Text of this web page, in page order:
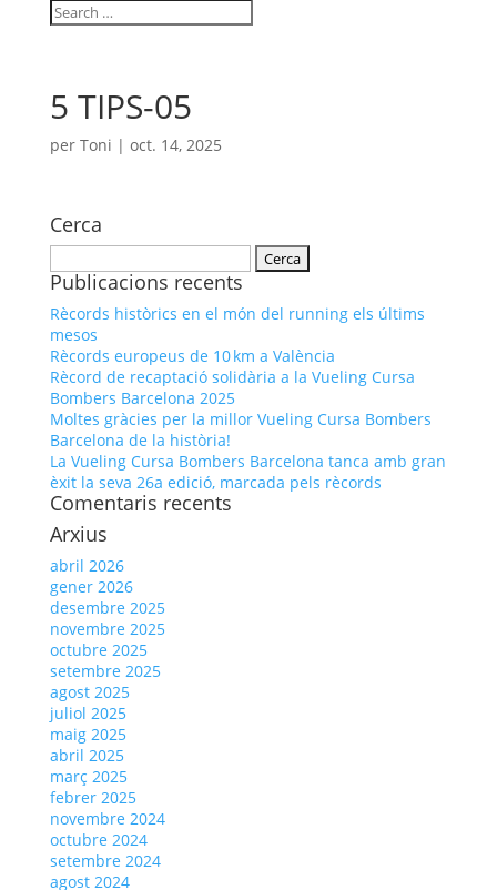
5 TIPS-05
per Toni | oct. 14, 2025
Cerca
Publicacions recents
Rècords històrics en el món del running els últims
mesos
Rècords europeus de 10 km a València
Rècord de recaptació solidària a la Vueling Cursa
Bombers Barcelona 2025
Moltes gràcies per la millor Vueling Cursa Bombers
Barcelona de la història!
La Vueling Cursa Bombers Barcelona tanca amb gran
èxit la seva 26a edició, marcada pels rècords
Comentaris recents
Arxius
abril 2026
gener 2026
desembre 2025
novembre 2025
octubre 2025
setembre 2025
agost 2025
juliol 2025
maig 2025
abril 2025
març 2025
febrer 2025
novembre 2024
octubre 2024
setembre 2024
agost 2024